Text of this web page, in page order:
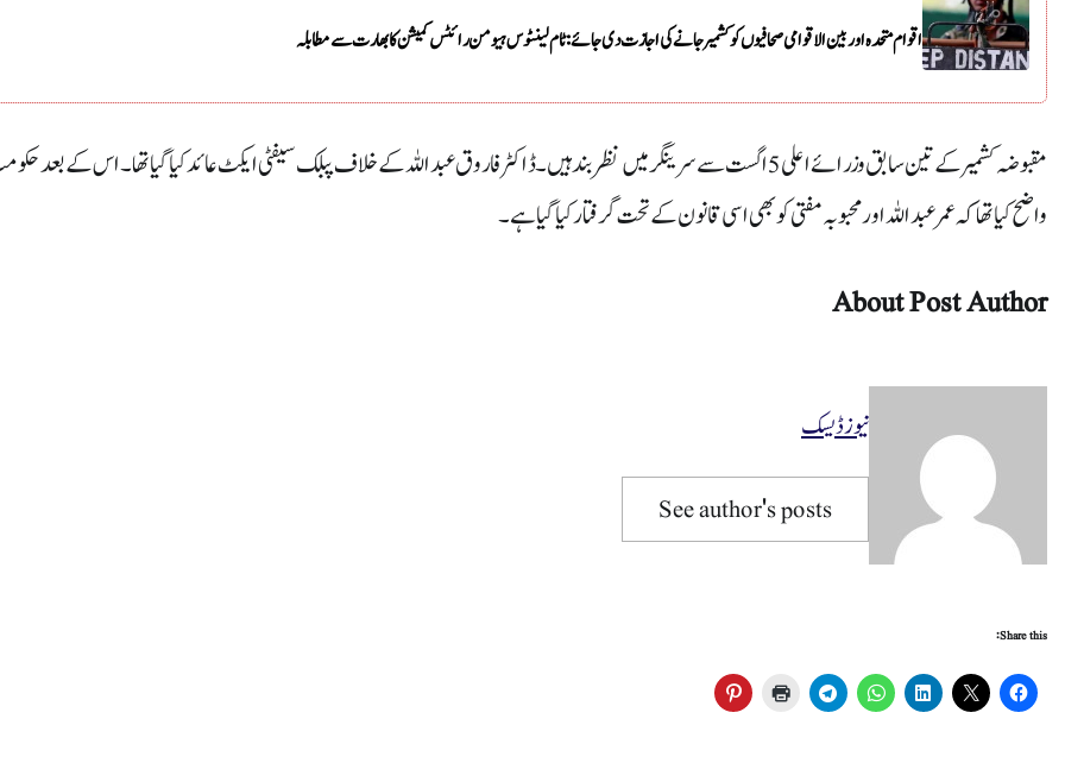
اقوام متحدہ اور بین الاقوامی صحافیوں کو کشمیر جانے کی اجازت دی جائے: ٹام لینٹوس ہیومن رائٹس کمیشن کا بھارت سے مطابلہ
مقبوضہ کشمیر کے تین سابق وزرائے اعلی 5 اگست سے سرینگر میں نظر بند ہیں۔ ڈاکٹر فاروق عبداللہ کے خلاف پبلک سیفٹی ایکٹ عائد کیا گیا تھا۔ اس کے
واضح کیا تھا کہ عمر عبداللہ اور محبوبہ مفتی کو بھی اسی قانون کے تحت گرفتار کیا گیا ہے۔
About Post Author
نیوز ڈیسک
See author's posts
Share this: